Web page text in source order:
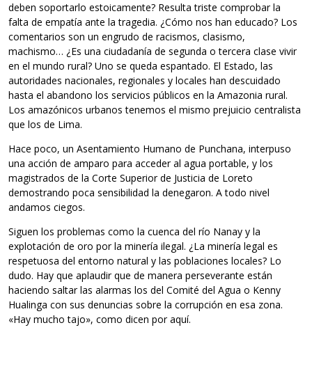
deben soportarlo estoicamente? Resulta triste comprobar la
falta de empatía ante la tragedia. ¿Cómo nos han educado? Los
comentarios son un engrudo de racismos, clasismo,
machismo… ¿Es una ciudadanía de segunda o tercera clase vivir
en el mundo rural? Uno se queda espantado. El Estado, las
autoridades nacionales, regionales y locales han descuidado
hasta el abandono los servicios públicos en la Amazonia rural.
Los amazónicos urbanos tenemos el mismo prejuicio centralista
que los de Lima.
Hace poco, un Asentamiento Humano de Punchana, interpuso
una acción de amparo para acceder al agua portable, y los
magistrados de la Corte Superior de Justicia de Loreto
demostrando poca sensibilidad la denegaron. A todo nivel
andamos ciegos.
Siguen los problemas como la cuenca del río Nanay y la
explotación de oro por la minería ilegal. ¿La minería legal es
respetuosa del entorno natural y las poblaciones locales? Lo
dudo. Hay que aplaudir que de manera perseverante están
haciendo saltar las alarmas los del Comité del Agua o Kenny
Hualinga con sus denuncias sobre la corrupción en esa zona.
«Hay mucho tajo», como dicen por aquí.